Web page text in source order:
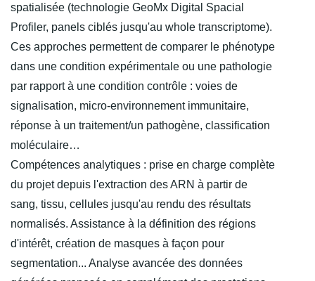
spatialisée (technologie GeoMx Digital Spacial
Profiler, panels ciblés jusqu'au whole transcriptome).
Ces approches permettent de comparer le phénotype
dans une condition expérimentale ou une pathologie
par rapport à une condition contrôle : voies de
signalisation, micro-environnement immunitaire,
réponse à un traitement/un pathogène, classification
moléculaire…
Compétences analytiques : prise en charge complète
du projet depuis l'extraction des ARN à partir de
sang, tissu, cellules jusqu'au rendu des résultats
normalisés. Assistance à la définition des régions
d'intérêt, création de masques à façon pour
segmentation... Analyse avancée des données